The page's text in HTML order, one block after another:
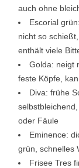
auch ohne
Escorial
nicht so
enthält viele
Golda: neigt
feste Köpfe,
Diva: frühe
oder Fäule
Eminence:
grün, schnelles
Frisee Tres